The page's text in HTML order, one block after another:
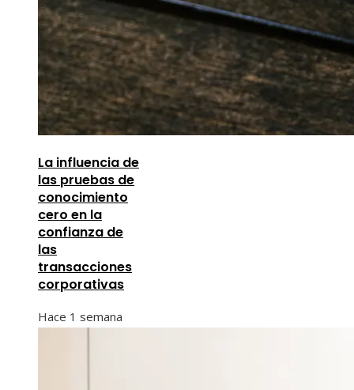
La influencia de
las pruebas de
conocimiento
cero en la
confianza de
las
transacciones
corporativas
Hace 1 semana